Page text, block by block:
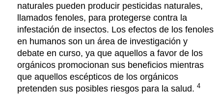
naturales pueden producir pesticidas naturales,
llamados fenoles, para protegerse contra la
infestación de insectos. Los efectos de los fenoles
en humanos son un área de investigación y
debate en curso, ya que aquellos a favor de los
orgánicos promocionan sus beneficios mientras
que aquellos escépticos de los orgánicos
pretenden sus posibles riesgos para la salud.4